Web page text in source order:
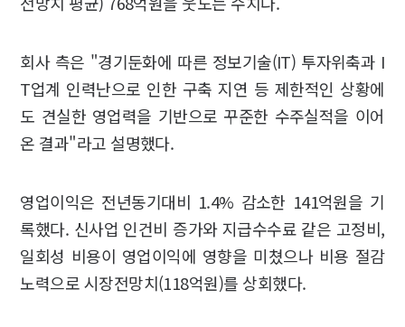
회사 측은 "경기둔화에 따른 정보기술(IT) 투자위축과 I
T업계 인력난으로 인한 구축 지연 등 제한적인 상황에
도 견실한 영업력을 기반으로 꾸준한 수주실적을 이어
온 결과"라고 설명했다.
영업이익은 전년동기대비 1.4% 감소한 141억원을 기
록했다. 신사업 인건비 증가와 지급수수료 같은 고정비,
일회성 비용이 영업이익에 영향을 미쳤으나 비용 절감
노력으로 시장전망치(118억원)를 상회했다.